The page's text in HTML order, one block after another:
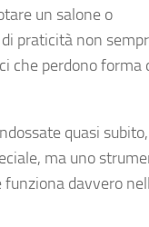
un salone o
praticità non
che perdono forma
quasi
ma uno
funziona davvero